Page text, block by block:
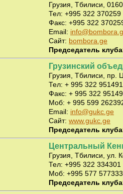
Грузия, Тбилиси,
Тел: +995 322 370259
Факс: +995 322
Email:
Сайт: bombora.ge
Председатель
Грузинский
Грузия, Тбилиси, пр.
Тел: + 995 322 951491
Факс: + 995 322
Моб: + 995 599
Email: info@gukc.ge
Сайт: www.gukc.ge
Председатель
Центральный
Грузия, Тбилиси, ул.
Тел: +995 322 334301
Моб: +995 577 577333
Председатель